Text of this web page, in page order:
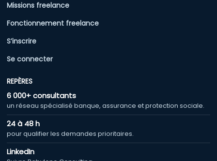
Missions freelance
Fonctionnement freelance
S’inscrire
Se connecter
REPÈRES
6 000+ consultants
un réseau spécialisé banque, assurance et protection sociale.
24 à 48 h
pour qualifier les demandes prioritaires.
LinkedIn